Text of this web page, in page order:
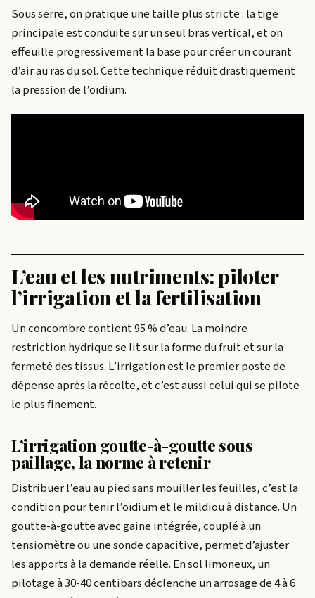
Sous serre, on pratique une taille plus stricte : la tige
principale est conduite sur un seul bras vertical, et on
effeuille progressivement la base pour créer un courant
d’air au ras du sol. Cette technique réduit drastiquement
la pression de l’oïdium.
L’eau et les nutriments: piloter
l’irrigation et la fertilisation
Un concombre contient 95 % d’eau. La moindre
restriction hydrique se lit sur la forme du fruit et sur la
fermeté des tissus. L’irrigation est le premier poste de
dépense après la récolte, et c’est aussi celui qui se pilote
le plus finement.
L’irrigation goutte-à-goutte sous
paillage, la norme à retenir
Distribuer l’eau au pied sans mouiller les feuilles, c’est la
condition pour tenir l’oïdium et le mildiou à distance. Un
goutte-à-goutte avec gaine intégrée, couplé à un
tensiomètre ou une sonde capacitive, permet d’ajuster
les apports à la demande réelle. En sol limoneux, un
pilotage à 30-40 centibars déclenche un arrosage de 4 à 6